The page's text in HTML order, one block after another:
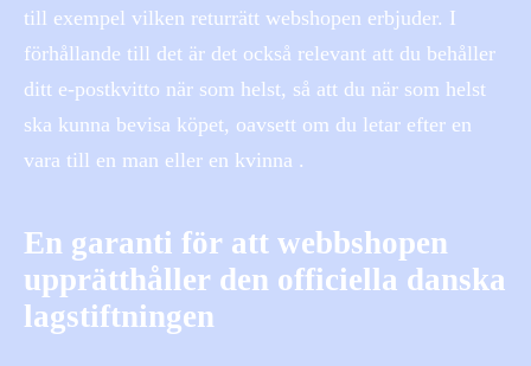
till exempel vilken returrätt webshopen erbjuder. I
förhållande till det är det också relevant att du behåller
ditt e-postkvitto när som helst, så att du när som helst
ska kunna bevisa köpet, oavsett om du letar efter en
vara till en man eller en kvinna .
En garanti för att webbshopen
upprätthåller den officiella danska
lagstiftningen